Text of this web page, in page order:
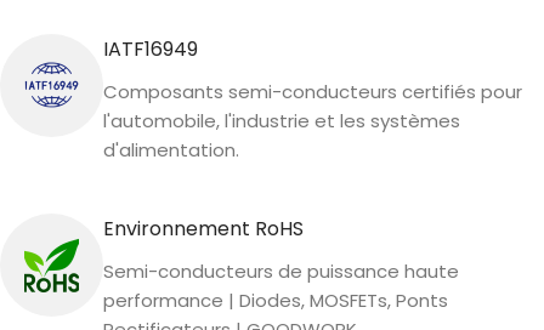
IATF16949
Composants semi-conducteurs certifiés pour
l'automobile, l'industrie et les systèmes
d'alimentation.
Environnement RoHS
Semi-conducteurs de puissance haute
performance | Diodes, MOSFETs, Ponts